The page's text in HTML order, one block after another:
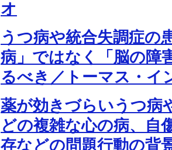
オ
うつ病や統合失調症の
病」ではなく「脳の障
るべき／トーマス・イ
薬が効きづらいうつ病
どの複雑な心の病、自
存などの問題行動の背